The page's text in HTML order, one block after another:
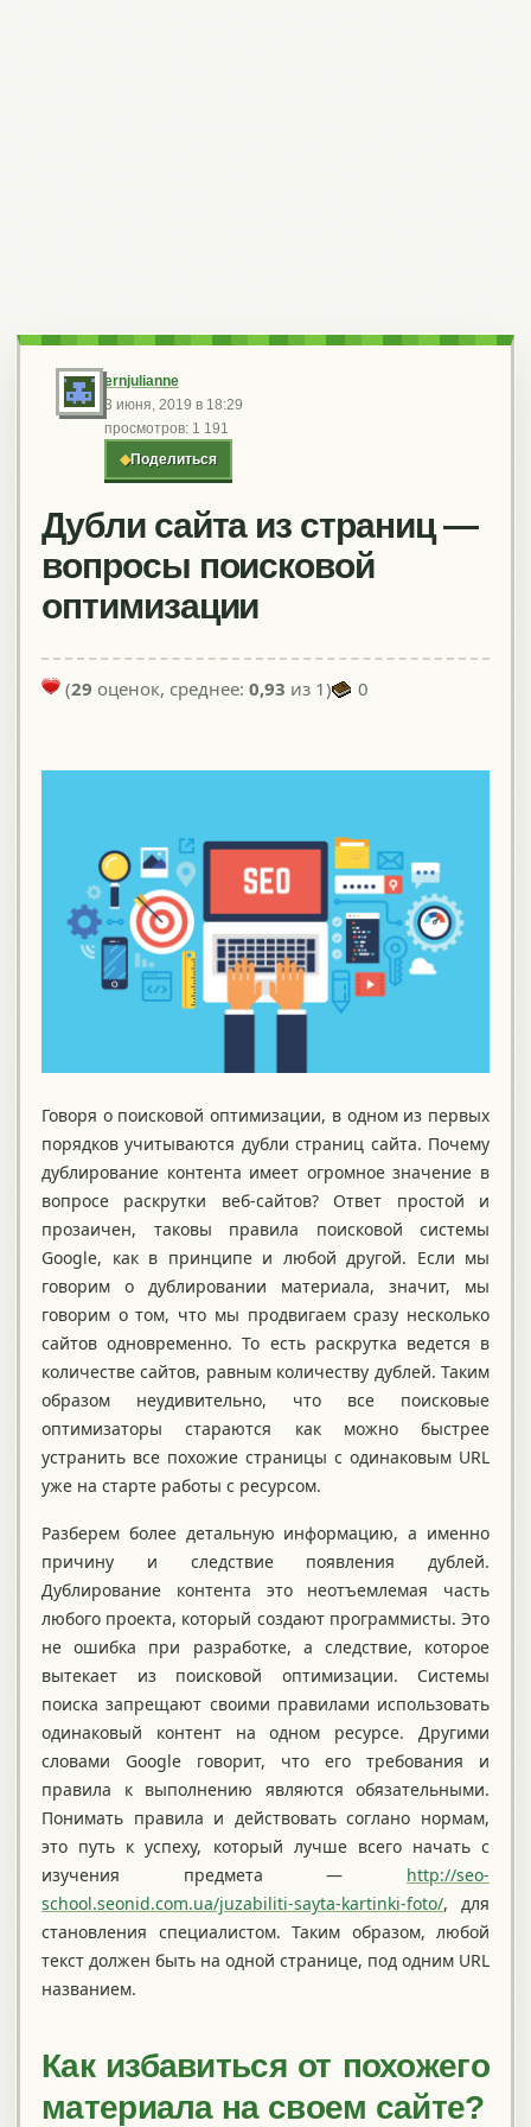
ernjulianne
3 июня, 2019 в 18:29
просмотров: 1 191
◆Поделиться
Дубли сайта из страниц —
вопросы поисковой
оптимизации
(29 оценок, среднее: 0,93 из 1) 0
Говоря о поисковой оптимизации, в одном из первых
порядков учитываются дубли страниц сайта. Почему
дублирование контента имеет огромное значение в
вопросе раскрутки веб-сайтов? Ответ простой и
прозаичен, таковы правила поисковой системы
Google, как в принципе и любой другой. Если мы
говорим о дублировании материала, значит, мы
говорим о том, что мы продвигаем сразу несколько
сайтов одновременно. То есть раскрутка ведется в
количестве сайтов, равным количеству дублей. Таким
образом неудивительно, что все поисковые
оптимизаторы стараются как можно быстрее
устранить все похожие страницы с одинаковым URL
уже на старте работы с ресурсом.
Разберем более детальную информацию, а именно
причину и следствие появления дублей.
Дублирование контента это неотъемлемая часть
любого проекта, который создают программисты. Это
не ошибка при разработке, а следствие, которое
вытекает из поисковой оптимизации. Системы
поиска запрещают своими правилами использовать
одинаковый контент на одном ресурсе. Другими
словами Google говорит, что его требования и
правила к выполнению являются обязательными.
Понимать правила и действовать соглано нормам,
это путь к успеху, который лучше всего начать с
изучения предмета — http://seo-
school.seonid.com.ua/juzabiliti-sayta-kartinki-foto/, для
становления специалистом. Таким образом, любой
текст должен быть на одной странице, под одним URL
названием.
Как избавиться от похожего
материала на своем сайте?